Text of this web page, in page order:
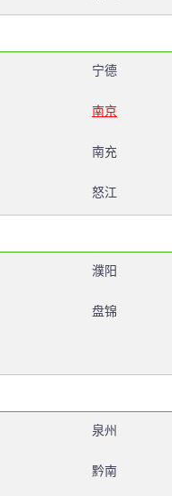
宁德
南京
南充
怒江
濮阳
盘锦
泉州
黔南